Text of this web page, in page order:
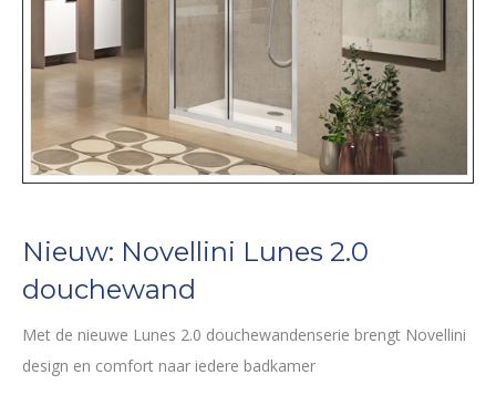
Nieuw: Novellini Lunes 2.0
douchewand
Met de nieuwe Lunes 2.0 douchewandenserie brengt Novellini
design en comfort naar iedere badkamer